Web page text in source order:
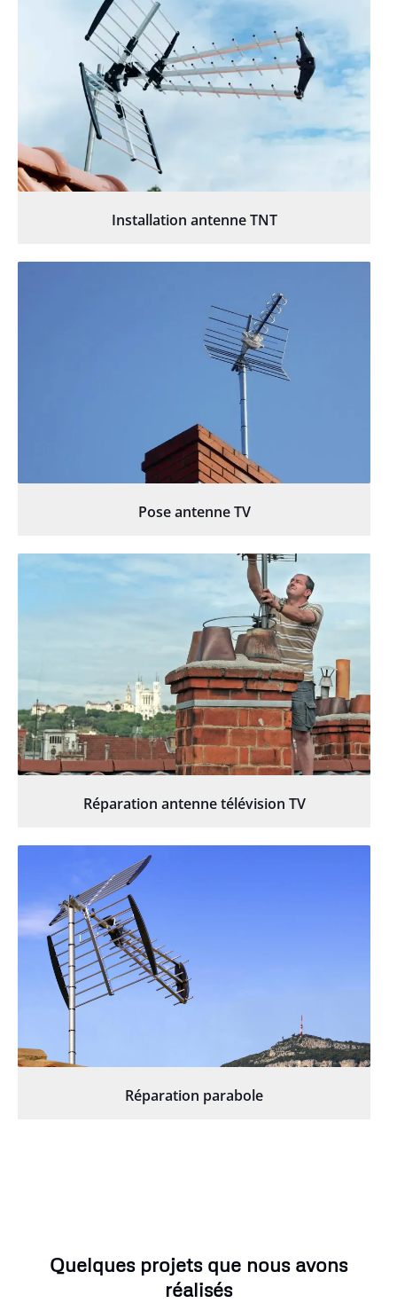
Installation antenne TNT
Pose antenne TV
Réparation antenne télévision TV
Réparation parabole
Quelques projets que nous avons
réalisés